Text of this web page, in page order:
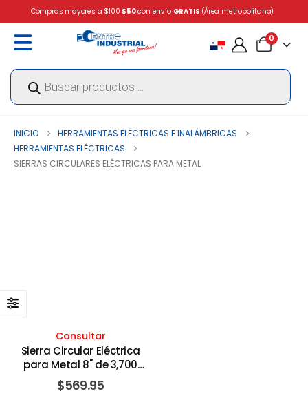
Compras mayores a$100 $50con envío GRATIS (Área metropolitana)
0
Búsqueda
productos
INICIO
HERRAMIENTAS ELÉCTRICAS E INALÁMBRICAS
HERRAMIENTAS ELÉCTRICAS
SIERRAS CIRCULARES ELÉCTRICAS PARA METAL
Consultar
Sierra Circular Eléctrica
para Metal 8" de 3,700
Revoluciones por Minuto,
con Maletín Plástico, 15
$569.95